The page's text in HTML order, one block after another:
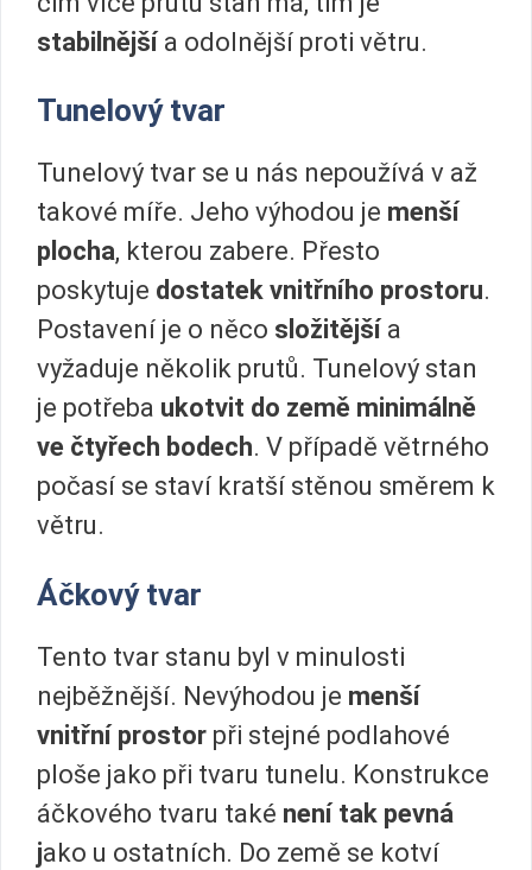
stabilnějšía odolnější proti větru.
Tunelový tvar
Tunelový tvar se u nás nepoužívá v až
takové míře. Jeho výhodou je menší
plocha, kterou zabere. Přesto
poskytuje dostatek vnitřního prostoru.
Postavení je o něco složitější a
vyžaduje několik prutů. Tunelový stan
je potřeba ukotvit do země minimálně
ve čtyřech bodech. V případě větrného
počasí se staví kratší stěnou směrem k
větru.
Áčkový tvar
Tento tvar stanu byl v minulosti
nejběžnější. Nevýhodou je menší
vnitřní prostor při stejné podlahové
ploše jako při tvaru tunelu. Konstrukce
áčkového tvaru také není tak pevná
jako u ostatních. Do země se kotví